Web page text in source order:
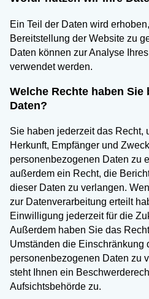
Ein Teil der Daten wird
Bereitstellung der Website zu
Daten können zur Analyse
verwendet werden.
Welche Rechte haben Sie
Daten?
Sie haben jederzeit das Recht,
Herkunft, Empfänger und
personenbezogenen Daten zu
außerdem ein Recht, die
dieser Daten zu verlangen.
zur Datenverarbeitung erteilt
Einwilligung jederzeit für die
Außerdem haben Sie das
Umständen die Einschränkung
personenbezogenen Daten zu
steht Ihnen ein
Aufsichtsbehörde zu.